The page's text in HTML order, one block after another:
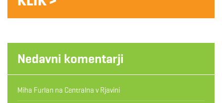
Nedavni komentarji
Miha Furlan na Centralna v Rjavini